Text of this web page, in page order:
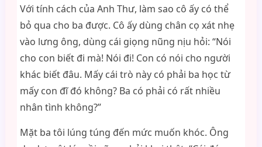
Với tính cách của Anh Thư, làm sao cô ấy có thể
bỏ qua cho ba được. Cô ấy dùng chân cọ xát nhẹ
vào lưng ông, dùng cái giọng nũng nịu hỏi: “Nói
cho con biết đi mà! Nói đi! Con có nói cho người
khác biết đâu. Mấy cái trò này có phải ba học từ
mấy con đĩ đó không? Ba có phải có rất nhiều
nhân tình không?”
Mặt ba tôi lúng túng đến mức muốn khóc. Ông